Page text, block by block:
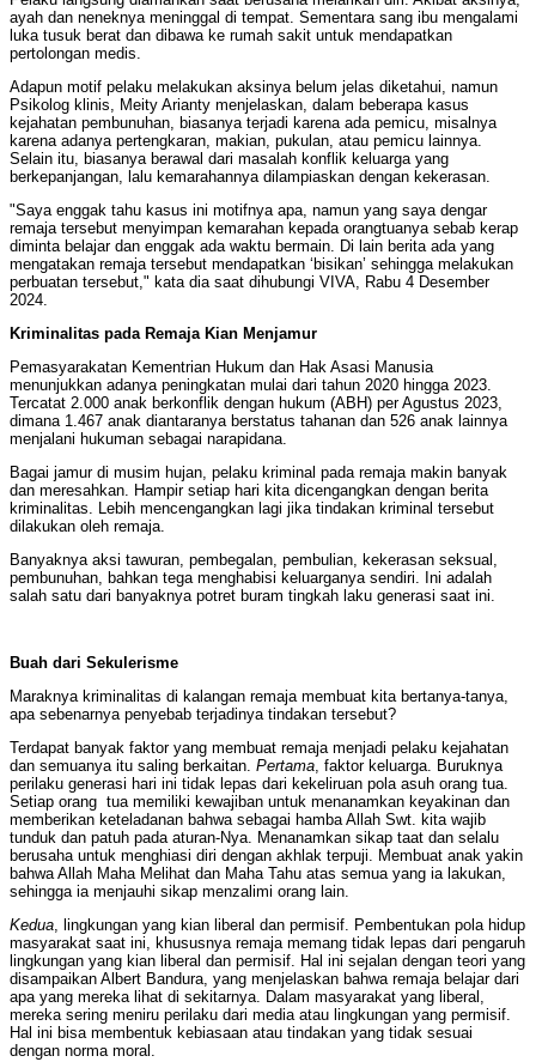
ayah dan neneknya meninggal di tempat. Sementara sang ibu mengalami
luka tusuk berat dan dibawa ke rumah sakit untuk mendapatkan
pertolongan medis.
Adapun motif pelaku melakukan aksinya belum jelas diketahui, namun
Psikolog klinis, Meity Arianty menjelaskan, dalam beberapa kasus
kejahatan pembunuhan, biasanya terjadi karena ada pemicu, misalnya
karena adanya pertengkaran, makian, pukulan, atau pemicu lainnya.
Selain itu, biasanya berawal dari masalah konflik keluarga yang
berkepanjangan, lalu kemarahannya dilampiaskan dengan kekerasan.
"Saya enggak tahu kasus ini motifnya apa, namun yang saya dengar
remaja tersebut menyimpan kemarahan kepada orangtuanya sebab kerap
diminta belajar dan enggak ada waktu bermain. Di lain berita ada yang
mengatakan remaja tersebut mendapatkan ‘bisikan’ sehingga melakukan
perbuatan tersebut," kata dia saat dihubungi VIVA, Rabu 4 Desember
2024.
Kriminalitas pada Remaja Kian Menjamur
Pemasyarakatan Kementrian Hukum dan Hak Asasi Manusia
menunjukkan adanya peningkatan mulai dari tahun 2020 hingga 2023.
Tercatat 2.000 anak berkonflik dengan hukum (ABH) per Agustus 2023,
dimana 1.467 anak diantaranya berstatus tahanan dan 526 anak lainnya
menjalani hukuman sebagai narapidana.
Bagai jamur di musim hujan, pelaku kriminal pada remaja makin banyak
dan meresahkan. Hampir setiap hari kita dicengangkan dengan berita
kriminalitas. Lebih mencengangkan lagi jika tindakan kriminal tersebut
dilakukan oleh remaja.
Banyaknya aksi tawuran, pembegalan, pembulian, kekerasan seksual,
pembunuhan, bahkan tega menghabisi keluarganya sendiri. Ini adalah
salah satu dari banyaknya potret buram tingkah laku generasi saat ini.
Buah dari Sekulerisme
Maraknya kriminalitas di kalangan remaja membuat kita bertanya-tanya,
apa sebenarnya penyebab terjadinya tindakan tersebut?
Terdapat banyak faktor yang membuat remaja menjadi pelaku kejahatan
dan semuanya itu saling berkaitan. Pertama, faktor keluarga. Buruknya
perilaku generasi hari ini tidak lepas dari kekeliruan pola asuh orang tua.
Setiap orang tua memiliki kewajiban untuk menanamkan keyakinan dan
memberikan keteladanan bahwa sebagai hamba Allah Swt. kita wajib
tunduk dan patuh pada aturan-Nya. Menanamkan sikap taat dan selalu
berusaha untuk menghiasi diri dengan akhlak terpuji. Membuat anak yakin
bahwa Allah Maha Melihat dan Maha Tahu atas semua yang ia lakukan,
sehingga ia menjauhi sikap menzalimi orang lain.
Kedua, lingkungan yang kian liberal dan permisif. Pembentukan pola hidup
masyarakat saat ini, khususnya remaja memang tidak lepas dari pengaruh
lingkungan yang kian liberal dan permisif. Hal ini sejalan dengan teori yang
disampaikan Albert Bandura, yang menjelaskan bahwa remaja belajar dari
apa yang mereka lihat di sekitarnya. Dalam masyarakat yang liberal,
mereka sering meniru perilaku dari media atau lingkungan yang permisif.
Hal ini bisa membentuk kebiasaan atau tindakan yang tidak sesuai
dengan norma moral.